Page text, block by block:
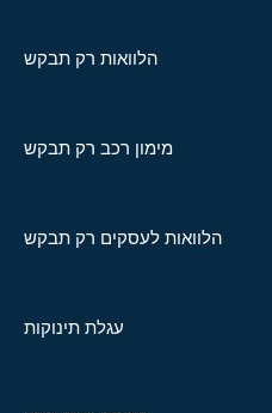
הלוואות רק תבקש
מימון רכב רק תבקש
הלוואות לעסקים רק תבקש
עגלת תינוקות